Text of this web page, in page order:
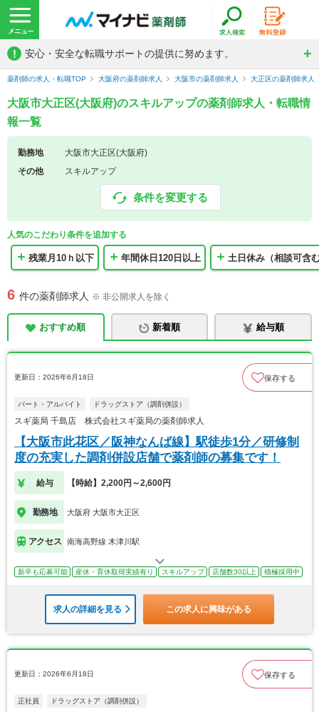
! 安心・安全な転職サポートの提供に努めます。
薬剤師の求人・転職TOP 大阪府の薬剤師求人 大阪市の薬剤師求人 大正区の薬剤師求人
大阪市大正区(大阪府)のスキルアップの薬剤師求人・転職情
報一覧
勤務地
大阪市大正区(大阪府)
その他
スキルアップ
条件を変更する
人気のこだわり条件を追加する
残業月10ｈ以下 年間休日120日以上 土日休み（相談可含
6 件の薬剤師求人 ※ 非公開求人を除く
おすすめ順 新着順 給与順
更新日：2026年6月18日 保存する
パート・アルバイト ドラッグストア（調剤併設）
スギ薬局 千島店 株式会社スギ薬局の薬剤師求人
【大阪市此花区／阪神なんば線】駅徒歩1分／研修制
度の充実した調剤併設店舗で薬剤師の募集です！
給与 【時給】2,200円～2,600円
勤務地 大阪府 大阪市大正区
アクセス 南海高野線 木津川駅
新卒も応募可能 産休・育休取得実績有り スキルアップ 店舗数30以上 積極採用中
求人の詳細を見る この求人に興味がある
更新日：2026年6月18日 保存する
正社員 ドラッグストア（調剤併設）